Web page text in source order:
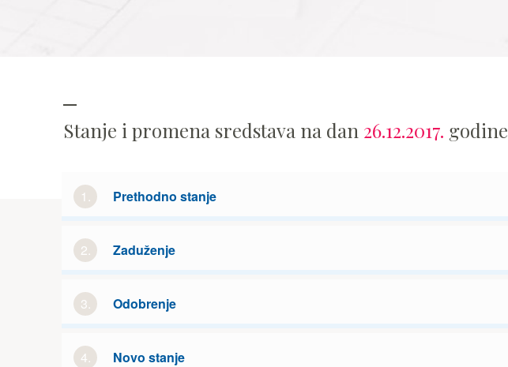
Stanje i promena sredstava na dan 26.12.2017. godine
1. Prethodno stanje
2. Zaduženje
3. Odobrenje
4. Novo stanje